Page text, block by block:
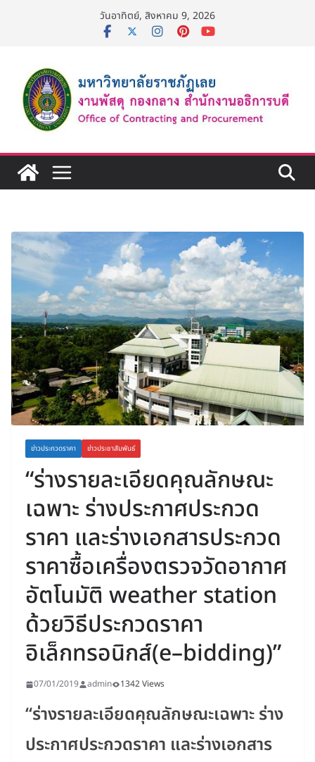
วันอาทิตย์, สิงหาคม 9, 2026
ข่าวประกวดราคา ข่าวประชาสัมพันธ์
“ร่างรายละเอียดคุณลักษณะ
เฉพาะ ร่างประกาศประกวด
ราคา และร่างเอกสารประกวด
ราคาซื้อเครื่องตรวจวัดอากาศ
อัตโนมัติ weather station
ด้วยวิธีประกวดราคา
อิเล็กทรอนิกส์(e–bidding)”
07/01/2019 admin 1342 Views
“ร่างรายละเอียดคุณลักษณะเฉพาะ ร่าง
ประกาศประกวดราคา และร่างเอกสาร